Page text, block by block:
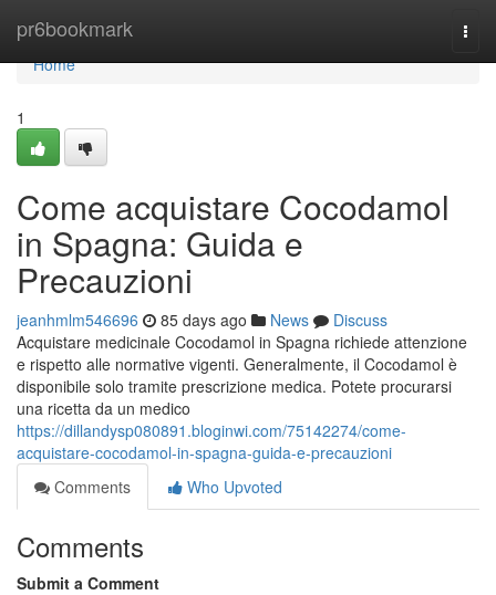
pr6bookmark
Home
Home
1
Come acquistare Cocodamol
in Spagna: Guida e
Precauzioni
jeanhmlm546696 85 days ago News
Discuss
Acquistare medicinale Cocodamol in Spagna richiede attenzione
e rispetto alle normative vigenti. Generalmente, il Cocodamol è
disponibile solo tramite prescrizione medica. Potete procurarsi
una ricetta da un medico
https://dillandysp080891.bloginwi.com/75142274/come-
acquistare-cocodamol-in-spagna-guida-e-precauzioni
Comments
Who Upvoted
Comments
Submit a Comment